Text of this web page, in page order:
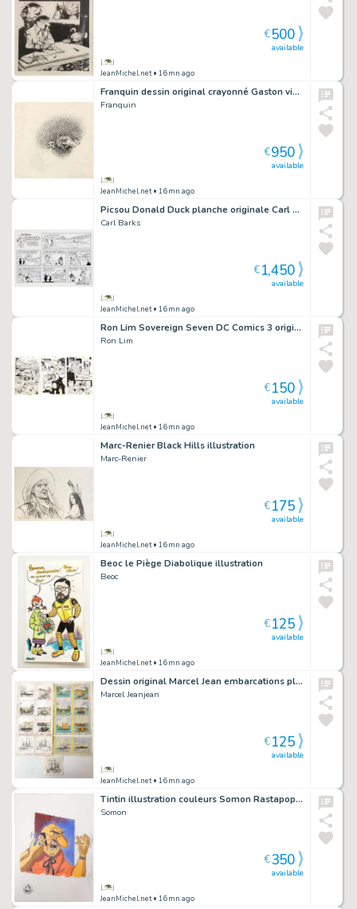
JeanMichel.net• 16mn ago
available
€500
Franquin dessin original crayonné Gaston vieux ?
Franquin
JeanMichel.net• 16mn ago
available
€950
Picsou Donald Duck planche originale Carl Barks
Carl Barks
JeanMichel.net• 16mn ago
available
€1,450
Ron Lim Sovereign Seven DC Comics 3 originals
Ron Lim
JeanMichel.net• 16mn ago
available
€150
Marc-Renier Black Hills illustration
Marc-Renier
JeanMichel.net• 16mn ago
available
€175
Beoc le Piège Diabolique illustration
Beoc
JeanMichel.net• 16mn ago
available
€125
Dessin original Marcel Jean embarcations planche
Marcel Jeanjean
JeanMichel.net• 16mn ago
available
€125
Tintin illustration couleurs Somon Rastapopoulos
Somon
JeanMichel.net• 16mn ago
available
€350